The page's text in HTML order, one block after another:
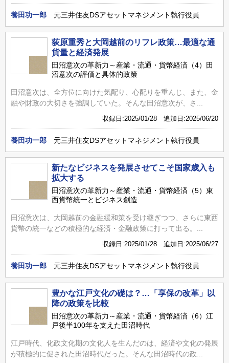
養田功一郎 元三井住友DSアセットマネジメント執行役員
荻原重秀と大岡越前のリフレ政策…最適な通
貨量と経済発展
田沼意次の革新力～産業・流通・貨幣経済（4）田
沼意次の評価と具体的政策
田沼意次は、全方位に向けた気配り、心配りを重んじ、また、金
融や財政の大切さを強調していた。そんな田沼意次が、さ...
収録日:2025/01/28 追加日:2025/06/20
養田功一郎 元三井住友DSアセットマネジメント執行役員
新たなビジネスを発展させてこそ国家歳入も
拡大する
田沼意次の革新力～産業・流通・貨幣経済（5）東
西貨幣統一とビジネス創造
田沼意次は、大岡越前の金融緩和策を受け継ぎつつ、さらに東西
貨幣の統一などの積極的な経済・金融政策に打って出る。...
収録日:2025/01/28 追加日:2025/06/27
養田功一郎 元三井住友DSアセットマネジメント執行役員
豊かな江戸文化の礎は？…「享保の改革」以
降の政策を比較
田沼意次の革新力～産業・流通・貨幣経済（6）江
戸後半100年を支えた田沼時代
江戸時代、化政文化期の文化人を生んだのは、経済や文化の発展
が積極的に促された田沼時代だった。そんな田沼時代の政...